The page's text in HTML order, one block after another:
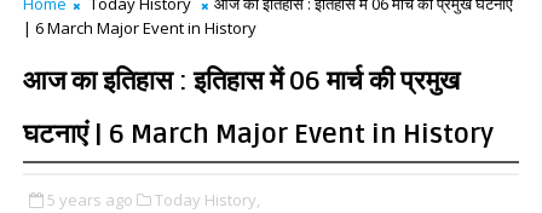
| 6 March Major Event in History
आज का इतिहास : इतिहास में 06 मार्च की प्रमुख
घटनाएं | 6 March Major Event in History
5 years ago Today History,